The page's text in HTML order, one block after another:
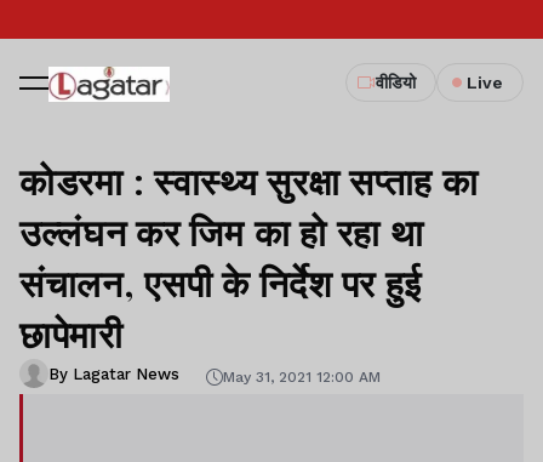
वीडियो Live
कोडरमा : स्वास्थ्य सुरक्षा सप्ताह का
उल्लंघन कर जिम का हो रहा था
संचालन, एसपी के निर्देश पर हुई
छापेमारी
By Lagatar News May 31, 2021 12:00 AM